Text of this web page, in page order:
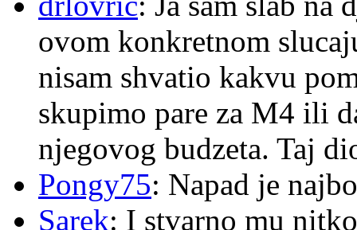
ovom konkretnom
nisam shvatio kakvu
skupimo pare za M4 ili
njegovog budzeta. Taj
Pongy75: Napad je
Sarek: I stvarno mu